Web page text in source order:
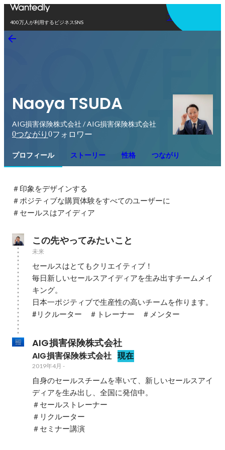
400万人が利用するビジネスSNS
アプリを使う
Naoya TSUDA
AIG損害保険株式会社 / AIG損害保険株式会社
0つながり 0フォロワー
プロフィール ストーリー 性格 つながり
＃印象をデザインする
＃ポジティブな購買体験をすべてのユーザーに
＃セールスはアイディア
この先やってみたいこと
未来
セールスはとてもクリエイティブ！
毎日新しいセールスアイディアを生み出すチームメイ
キング。
日本一ポジティブで生産性の高いチームを作ります。
#リクルーター　＃トレーナー　＃メンター
AIG損害保険株式会社
AIG損害保険株式会社 現在
2019年4月 -
自身のセールスチームを率いて、新しいセールスアイ
ディアを生み出し、全国に発信中。
＃セールストレーナー
＃リクルーター
＃セミナー講演